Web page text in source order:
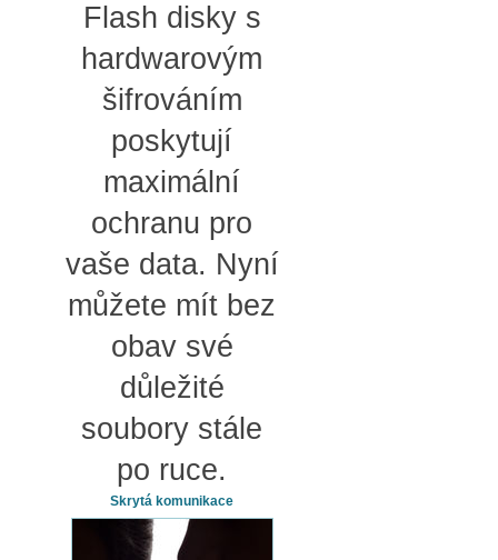
Flash disky s
hardwarovým
šifrováním
poskytují
maximální
ochranu pro
vaše data. Nyní
můžete mít bez
obav své
důležité
soubory stále
po ruce.
Skrytá komunikace